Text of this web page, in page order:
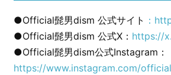
●Official髭男dism 公式サイト ：
●Official髭男dism 公式X： https://
●Official髭男dism公式Instagram：
https://www.instagram.com/